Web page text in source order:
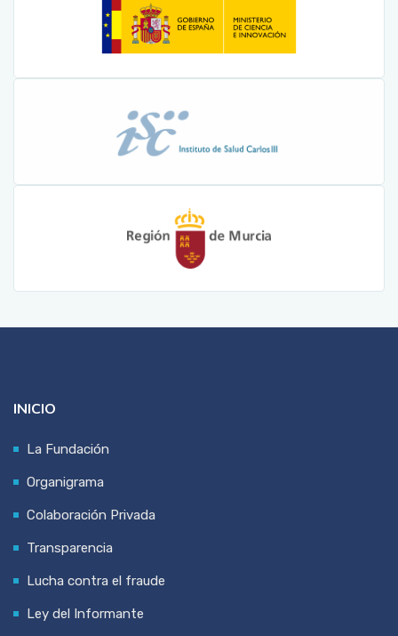
INICIO
La Fundación
Organigrama
Colaboración Privada
Transparencia
Lucha contra el fraude
Ley del Informante